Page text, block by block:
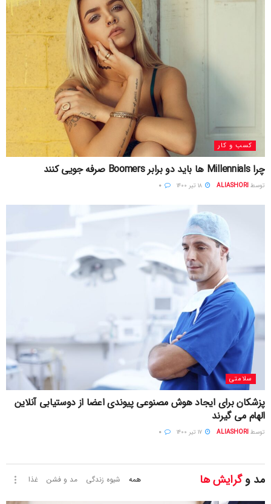
کسب و کار
چرا Millennials ها باید دو برابر Boomers صرفه جویی کنند
توسط ALIASHORI
سلامتی
پزشکان برای ایجاد هوش مصنوعی پیوندی اعضا از دوستیابی آنلاین
الهام می گیرند
توسط ALIASHORI
مد وگرایش ها همه شیوه زندگی مد و فشن غذا